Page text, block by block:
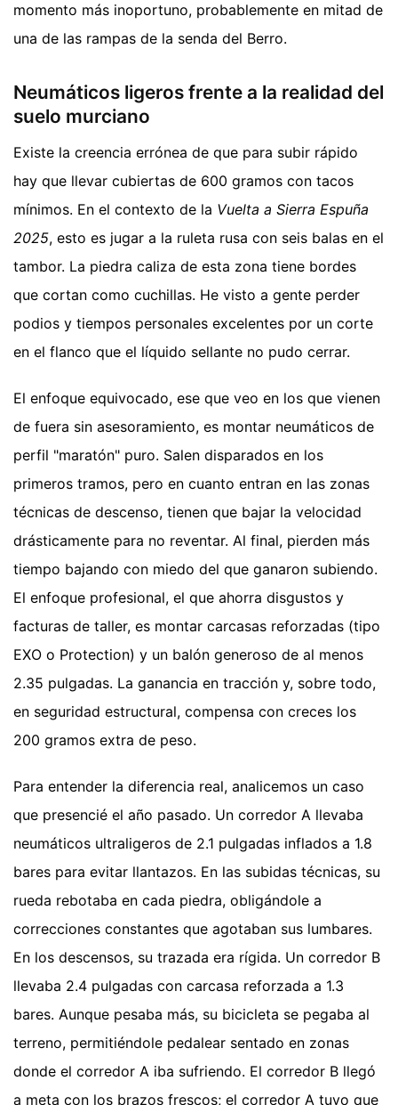
momento más inoportuno, probablemente en mitad de
una de las rampas de la senda del Berro.
Neumáticos ligeros frente a la realidad del
suelo murciano
Existe la creencia errónea de que para subir rápido
hay que llevar cubiertas de 600 gramos con tacos
mínimos. En el contexto de la Vuelta a Sierra Espuña
2025, esto es jugar a la ruleta rusa con seis balas en el
tambor. La piedra caliza de esta zona tiene bordes
que cortan como cuchillas. He visto a gente perder
podios y tiempos personales excelentes por un corte
en el flanco que el líquido sellante no pudo cerrar.
El enfoque equivocado, ese que veo en los que vienen
de fuera sin asesoramiento, es montar neumáticos de
perfil "maratón" puro. Salen disparados en los
primeros tramos, pero en cuanto entran en las zonas
técnicas de descenso, tienen que bajar la velocidad
drásticamente para no reventar. Al final, pierden más
tiempo bajando con miedo del que ganaron subiendo.
El enfoque profesional, el que ahorra disgustos y
facturas de taller, es montar carcasas reforzadas (tipo
EXO o Protection) y un balón generoso de al menos
2.35 pulgadas. La ganancia en tracción y, sobre todo,
en seguridad estructural, compensa con creces los
200 gramos extra de peso.
Para entender la diferencia real, analicemos un caso
que presencié el año pasado. Un corredor A llevaba
neumáticos ultraligeros de 2.1 pulgadas inflados a 1.8
bares para evitar llantazos. En las subidas técnicas, su
rueda rebotaba en cada piedra, obligándole a
correcciones constantes que agotaban sus lumbares.
En los descensos, su trazada era rígida. Un corredor B
llevaba 2.4 pulgadas con carcasa reforzada a 1.3
bares. Aunque pesaba más, su bicicleta se pegaba al
terreno, permitiéndole pedalear sentado en zonas
donde el corredor A iba sufriendo. El corredor B llegó
a meta con los brazos frescos; el corredor A tuvo que